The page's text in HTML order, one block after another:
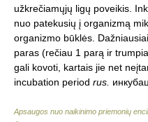
užkrečiamųjų ligų poveikis.
nuo patekusių į organizmą
organizmo būklės.
paras (rečiau 1 parą ir
gali kovoti, kartais jie net
incubation period rus.
Apsaugos nuo naikinimo priemonių